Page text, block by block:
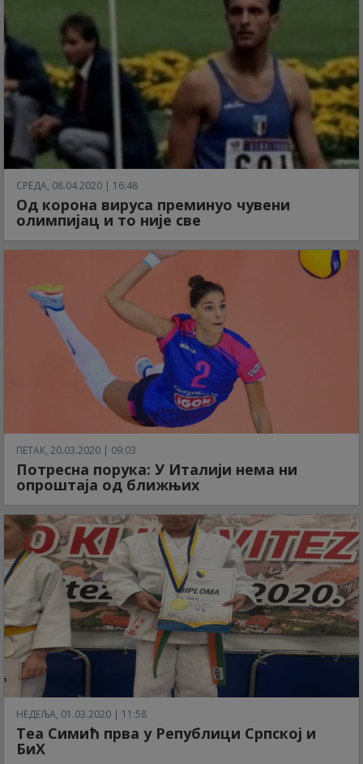
СРЕДА, 08.04.2020 | 16:48
Од корона вируса преминуо чувени
олимпијац и то није све
ПЕТАК, 20.03.2020 | 09:03
Потресна порука: У Италији нема ни
опроштаја од ближњих
НЕДЕЉА, 01.03.2020 | 11:58
Теа Симић прва у Републици Српској и
БиХ